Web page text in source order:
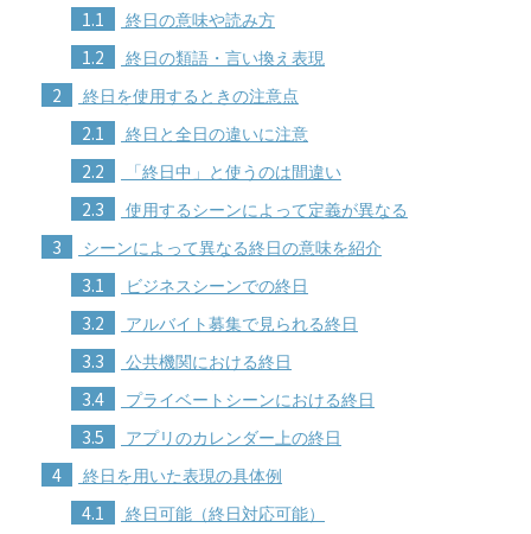
1.1 終日の意味や読み方
1.2 終日の類語・言い換え表現
2 終日を使用するときの注意点
2.1 終日と全日の違いに注意
2.2 「終日中」と使うのは間違い
2.3 使用するシーンによって定義が異なる
3 シーンによって異なる終日の意味を紹介
3.1 ビジネスシーンでの終日
3.2 アルバイト募集で見られる終日
3.3 公共機関における終日
3.4 プライベートシーンにおける終日
3.5 アプリのカレンダー上の終日
4 終日を用いた表現の具体例
4.1 終日可能（終日対応可能）